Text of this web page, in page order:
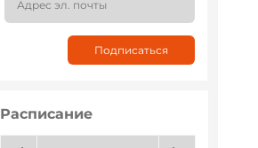
Расписание